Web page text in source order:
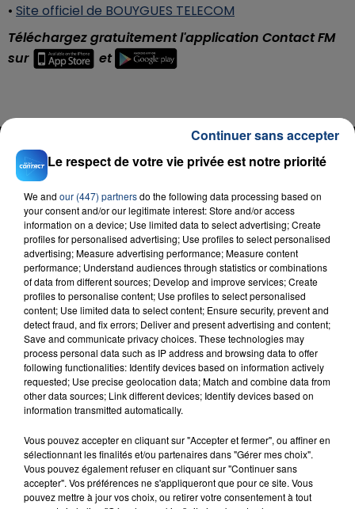
• Site officiel de BOUYGUES TELECOM
Téléchargez gratuitement l'application Contact FM
sur
et
Pocahontas
RADIO CONTACT
FIL D'ACTU
23 juillet 2026
INCENDIE MORTEL À LENS : UNE FEMME ET
Le respect de votre vie privée est notre priorité
We and our (447) partnersdo the following data processing based on
your consent and/or our legitimate interest: Store and/or access
information on a device; Use limited data to select advertising; Create
profiles for personalised advertising; Use profiles to select personalised
advertising; Measure advertising performance; Measure content
performance; Understand audiences through statistics or combinations
of data from different sources; Develop and improve services; Create
profiles to personalise content; Use profiles to select personalised
content; Use limited data to select content; Ensure security, prevent and
detect fraud, and fix errors; Deliver and present advertising and content;
Save and communicate privacy choices. These technologies may
process personal data such as IP address and browsing data to offer
following functionalities: Identify devices based on information actively
requested; Use precise geolocation data; Match and combine data from
other data sources; Link different devices; Identify devices based on
information transmitted automatically.
Vous pouvez accepter en cliquant sur "Accepter et fermer", ou affiner en
sélectionnant les finalités et/ou partenaires dans "Gérer mes choix".
Vous pouvez également refuser en cliquant sur "Continuer sans
accepter". Vos préférences ne s'appliqueront que pour ce site. Vous
pouvez mettre à jour vos choix, ou retirer votre consentement à tout
Continuer sans accepter